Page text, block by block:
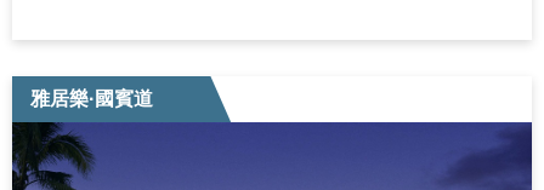
雅居樂·國賓道